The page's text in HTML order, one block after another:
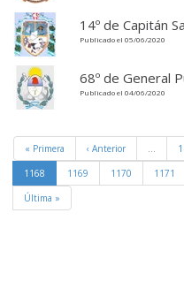
14º de Capitán
Publicado el 05/06/2020
68º de General
Publicado el 04/06/2020
« Primera ‹ Anterior …
1168
1169 1170 1171
Última »